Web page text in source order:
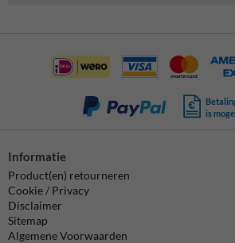
is
Informatie
Product(en) retourneren
Cookie / Privacy
Disclaimer
Sitemap
Algemene Voorwaarden